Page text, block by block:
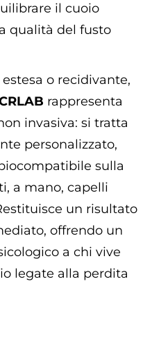
il cuoio
qualità del fusto
o recidivante,
rappresenta
invasiva: si tratta
personalizzato,
sulla
a mano, capelli
un risultato
offrendo un
a chi vive
legate alla perdita